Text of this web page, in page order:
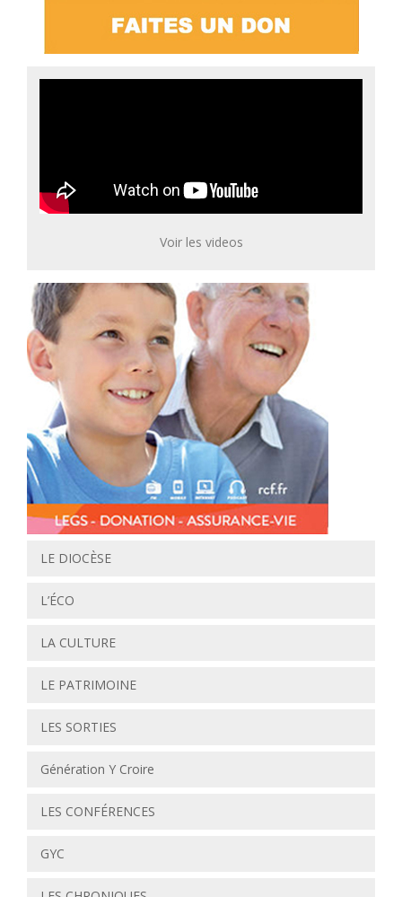
Voir les videos
LE DIOCÈSE
L’ÉCO
LA CULTURE
LE PATRIMOINE
LES SORTIES
Génération Y Croire
LES CONFÉRENCES
GYC